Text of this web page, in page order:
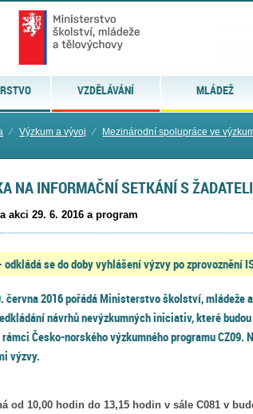
VZDĚLÁVÁNÍ MLÁDEŽ
⁄ Výzkum a vývoj ⁄ Mezinárodní spolupráce ve
NA INFORMAČNÍ SETKÁNÍ S
akci 29. 6. 2016 a program
odkládá se do doby vyhlášení výzvy po zprovoznění
června 2016pořádá Ministerstvo školství, mládeže
návrhů nevýzkumných iniciativ, které
Česko-norského výzkumného programu CZ09.
výzvy.
od 10,00 hodin do 13,15 hodin v sále C081 v